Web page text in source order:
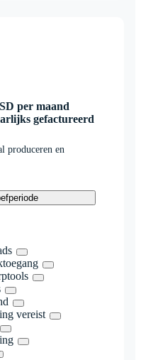
per maand
gefactureerd
produceren en
vereist